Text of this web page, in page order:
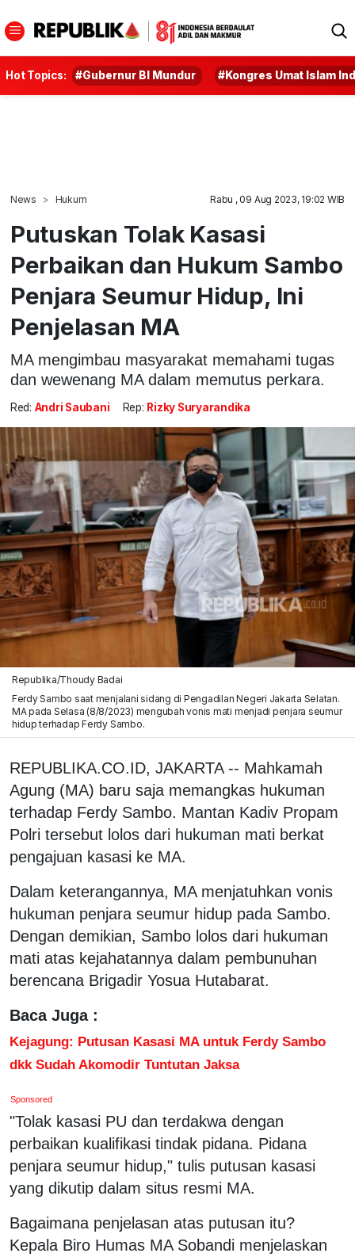
Hot Topics: #Gubernur BI Mundur #Kongres Umat Islam
News Hukum Rabu , 09 Aug 2023, 19:02 WIB
Putuskan Tolak Kasasi
Perbaikan dan Hukum Sambo
Penjara Seumur Hidup, Ini
Penjelasan MA
MA mengimbau masyarakat memahami tugas
dan wewenang MA dalam memutus perkara.
Red: Andri Saubani Rep: Rizky Suryarandika
Republika/Thoudy Badai
Ferdy Sambo saat menjalani sidang di Pengadilan Negeri Jakarta Selatan.
MA pada Selasa (8/8/2023) mengubah vonis mati menjadi penjara seumur
hidup terhadap Ferdy Sambo.
REPUBLIKA.CO.ID, JAKARTA -- Mahkamah
Agung (MA) baru saja memangkas hukuman
terhadap Ferdy Sambo. Mantan Kadiv Propam
Polri tersebut lolos dari hukuman mati berkat
pengajuan kasasi ke MA.
Dalam keterangannya, MA menjatuhkan vonis
hukuman penjara seumur hidup pada Sambo.
Dengan demikian, Sambo lolos dari hukuman
mati atas kejahatannya dalam pembunuhan
berencana Brigadir Yosua Hutabarat.
Baca Juga :
Kejagung: Putusan Kasasi MA untuk Ferdy Sambo
dkk Sudah Akomodir Tuntutan Jaksa
Sponsored
"Tolak kasasi PU dan terdakwa dengan
perbaikan kualifikasi tindak pidana. Pidana
penjara seumur hidup," tulis putusan kasasi
yang dikutip dalam situs resmi MA.
Bagaimana penjelasan atas putusan itu?
Kepala Biro Humas MA Sobandi menjelaskan